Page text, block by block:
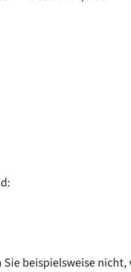
beispielsweise